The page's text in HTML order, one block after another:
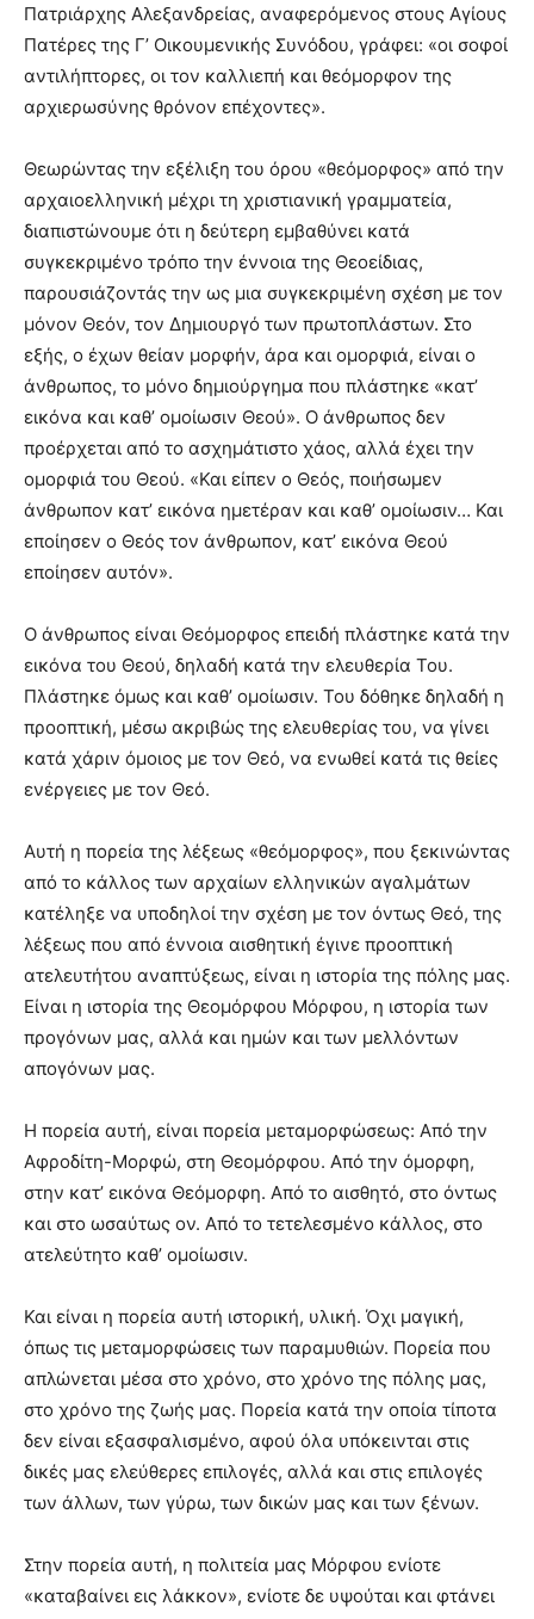
Πατριάρχης Αλεξανδρείας, αναφερόμενος στους Αγίους
Πατέρες της Γ’ Οικουμενικής Συνόδου, γράφει: «οι σοφoί
αντιλήπτορες, οι τον καλλιεπή και θεόμορφον της
αρχιερωσύνης θρόνον επέχοντες».
Θεωρώντας την εξέλιξη του όρου «θεόμορφος» από την
αρχαιοελληνική μέχρι τη χριστιανική γραμματεία,
διαπιστώνουμε ότι η δεύτερη εμβαθύνει κατά
συγκεκριμένο τρόπο την έννοια της Θεοείδιας,
παρουσιάζοντάς την ως μια συγκεκριμένη σχέση με τον
μόνον Θεόν, τον Δημιουργό των πρωτοπλάστων. Στο
εξής, ο έχων θείαν μορφήν, άρα και ομορφιά, είναι ο
άνθρωπος, το μόνο δημιούργημα που πλάστηκε «κατ’
εικόνα και καθ’ ομοίωσιν Θεού». Ο άνθρωπος δεν
προέρχεται από το ασχημάτιστο χάος, αλλά έχει την
ομορφιά του Θεού. «Και είπεν ο Θεός, ποιήσωμεν
άνθρωπον κατ’ εικόνα ημετέραν και καθ’ ομοίωσιν… Και
εποίησεν ο Θεός τον άνθρωπον, κατ’ εικόνα Θεού
εποίησεν αυτόν».
Ο άνθρωπος είναι Θεόμορφος επειδή πλάστηκε κατά την
εικόνα του Θεού, δηλαδή κατά την ελευθερία Του.
Πλάστηκε όμως και καθ’ ομοίωσιν. Του δόθηκε δηλαδή η
προοπτική, μέσω ακριβώς της ελευθερίας του, να γίνει
κατά χάριν όμοιος με τον Θεό, να ενωθεί κατά τις θείες
ενέργειες με τον Θεό.
Αυτή η πορεία της λέξεως «θεόμορφος», που ξεκινώντας
από το κάλλος των αρχαίων ελληνικών αγαλμάτων
κατέληξε να υποδηλoί την σχέση με τον όντως Θεό, της
λέξεως που από έννοια αισθητική έγινε προοπτική
ατελευτήτου αναπτύξεως, είναι η ιστορία της πόλης μας.
Είναι η ιστορία της Θεομόρφου Μόρφου, η ιστορία των
προγόνων μας, αλλά και ημών και των μελλόντων
απογόνων μας.
Η πορεία αυτή, είναι πορεία μεταμορφώσεως: Από την
Αφροδίτη-Μορφώ, στη Θεομόρφου. Από την όμορφη,
στην κατ’ εικόνα Θεόμορφη. Από το αισθητό, στο όντως
και στο ωσαύτως ον. Από το τετελεσμένο κάλλος, στο
ατελεύτητο καθ’ ομοίωσιν.
Και είναι η πορεία αυτή ιστορική, υλική. Όχι μαγική,
όπως τις μεταμορφώσεις των παραμυθιών. Πορεία που
απλώνεται μέσα στο χρόνο, στο χρόνο της πόλης μας,
στο χρόνο της ζωής μας. Πορεία κατά την οποία τίποτα
δεν είναι εξασφαλισμένο, αφού όλα υπόκεινται στις
δικές μας ελεύθερες επιλογές, αλλά και στις επιλογές
των άλλων, των γύρω, των δικών μας και των ξένων.
Στην πορεία αυτή, η πολιτεία μας Μόρφου ενίοτε
«καταβαίνει εις λάκκον», ενίοτε δε υψούται και φτάνει